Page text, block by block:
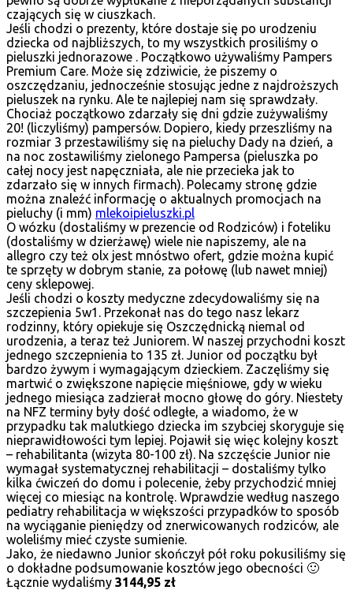
czających się w ciuszkach.
Jeśli chodzi o prezenty, które dostaje się po urodzeniu
dziecka od najbliższych, to my wszystkich prosiliśmy o
pieluszki jednorazowe . Początkowo używaliśmy Pampers
Premium Care. Może się zdziwicie, że piszemy o
oszczędzaniu, jednocześnie stosując jedne z najdroższych
pieluszek na rynku. Ale te najlepiej nam się sprawdzały.
Chociaż początkowo zdarzały się dni gdzie zużywaliśmy
20! (liczyliśmy) pampersów. Dopiero, kiedy przeszliśmy na
rozmiar 3 przestawiliśmy się na pieluchy Dady na dzień, a
na noc zostawiliśmy zielonego Pampersa (pieluszka po
całej nocy jest napęczniała, ale nie przecieka jak to
zdarzało się w innych firmach). Polecamy stronę gdzie
można znaleźć informację o aktualnych promocjach na
pieluchy (i mm) mlekoipieluszki.pl
O wózku (dostaliśmy w prezencie od Rodziców) i foteliku
(dostaliśmy w dzierżawę) wiele nie napiszemy, ale na
allegro czy też olx jest mnóstwo ofert, gdzie można kupić
te sprzęty w dobrym stanie, za połowę (lub nawet mniej)
ceny sklepowej.
Jeśli chodzi o koszty medyczne zdecydowaliśmy się na
szczepienia 5w1. Przekonał nas do tego nasz lekarz
rodzinny, który opiekuje się Oszczędnicką niemal od
urodzenia, a teraz też Juniorem. W naszej przychodni koszt
jednego szczepnienia to 135 zł. Junior od początku był
bardzo żywym i wymagającym dzieckiem. Zaczęliśmy się
martwić o zwiększone napięcie mięśniowe, gdy w wieku
jednego miesiąca zadzierał mocno głowę do góry. Niestety
na NFZ terminy były dość odległe, a wiadomo, że w
przypadku tak malutkiego dziecka im szybciej skoryguje się
nieprawidłowości tym lepiej. Pojawił się więc kolejny koszt
– rehabilitanta (wizyta 80-100 zł). Na szczęście Junior nie
wymagał systematycznej rehabilitacji – dostaliśmy tylko
kilka ćwiczeń do domu i polecenie, żeby przychodzić mniej
więcej co miesiąc na kontrolę. Wprawdzie według naszego
pediatry rehabilitacja w większości przypadków to sposób
na wyciąganie pieniędzy od znerwicowanych rodziców, ale
woleliśmy mieć czyste sumienie.
Jako, że niedawno Junior skończył pół roku pokusiliśmy się
o dokładne podsumowanie kosztów jego obecności 🙂
Łącznie wydaliśmy 3144,95 zł